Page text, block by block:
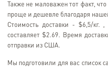
Также не маловажен тот факт,
проще и дешевле благодаря
Стоимость доставки - $6,5/кг. ,
составляет $2.69. Время
отправки из США.
Мы подготовили для вас список